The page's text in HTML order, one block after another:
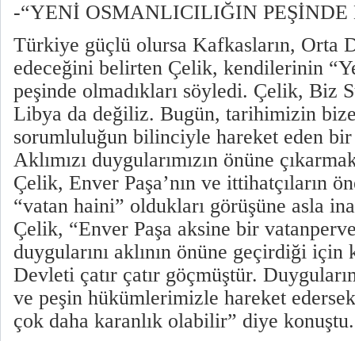
-“YENİ OSMANLICILIĞIN
Türkiye güçlü olursa Kafkasların, Orta
edeceğini belirten Çelik, kendilerinin
peşinde olmadıkları söyledi. Çelik, Biz
Libya da değiliz. Bugün, tarihimizin
sorumluluğun bilinciyle hareket eden
Aklımızı duygularımızın önüne
Çelik, Enver Paşa’nın ve ittihatçıların
“vatan haini” oldukları görüşüne asla
Çelik, “Enver Paşa aksine bir
duygularını aklının önüne geçirdiği için
Devleti çatır çatır göçmüştür.
ve peşin hükümlerimizle hareket
çok daha karanlık olabilir” diye konuştu.